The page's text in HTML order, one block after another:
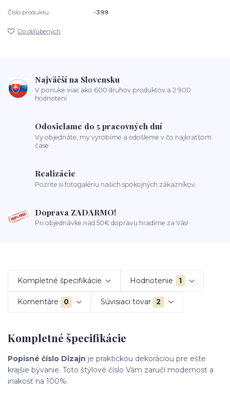
Číslo produktu: -399
Do obľúbených
Najväčší na Slovensku
V ponuke viac ako 600 druhov produktov a 2 900
hodnotení
Odosielame do 5 pracovných dní
Vy objednáte, my vyrobíme a odošleme v čo najkratšom
čase
Realizácie
Pozrite si fotogalériu našich spokojných zákazníkov.
Doprava ZADARMO!
Pri objednávke nad 50€ dopravu hradíme za Vás!
Kompletné špecifikácie Hodnotenie 1
Komentáre 0 Súvisiaci tovar 2
Kompletné špecifikácie
Popisné číslo Dizajn je praktickou dekoráciou pre ešte
krajšie bývanie. Toto štýlové číslo Vám zaručí modernosť a
inakosť na 100%.